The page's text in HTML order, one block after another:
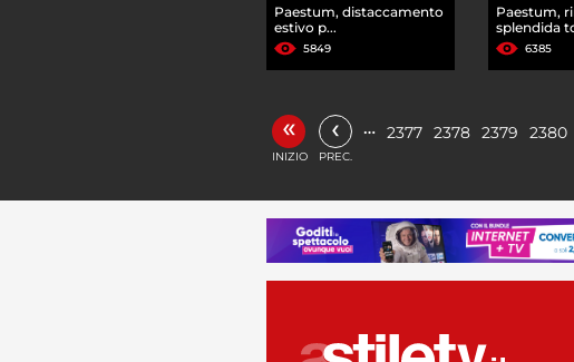
Paestum, distaccamento
estivo p...
5849
Paestum,
splendida
6385
«
INIZIO
‹
PREC.
… 2377 2378 2379 2380